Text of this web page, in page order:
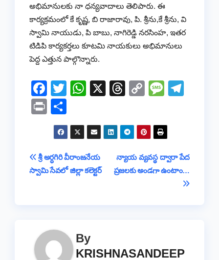
అభిమానులకు నా ధన్యవాదాలు తెలిపారు. ఈ
కార్యక్రమంలో కే కృష్ణ, బి రాజారావు, పి. శ్రీను,కే శ్రీను, వి
స్వామి నాయుడు, పి బాబు, నాగిరెడ్డి నరసింహ, ఇతర
టిడిపి కార్యకర్తలు కూటమి నాయకులు అభిమానులు
పెద్ద ఎత్తున పాల్గొన్నారు.
F
a
c
e
b
o
T
er
W
s
A
p
p
X
T
a
d
s
C
y
Li
n
M
a
g
e
a
Pr
in h
ar
e
Post
navigation
న్యాయ వ్యవస్థ ద్వారా పేద
ప్రజలకు అండగా ఉంటాం…
శ్రీ అర్ధగిరి వీరాంజనేయ
స్వామి సేవలో జిల్లా కలెక్టర్
By
KRISHNASANDEEP